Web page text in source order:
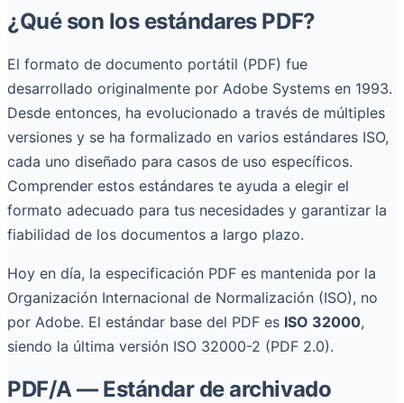
¿Qué son los estándares PDF?
El formato de documento portátil (PDF) fue
desarrollado originalmente por Adobe Systems en 1993.
Desde entonces, ha evolucionado a través de múltiples
versiones y se ha formalizado en varios estándares ISO,
cada uno diseñado para casos de uso específicos.
Comprender estos estándares te ayuda a elegir el
formato adecuado para tus necesidades y garantizar la
fiabilidad de los documentos a largo plazo.
Hoy en día, la especificación PDF es mantenida por la
Organización Internacional de Normalización (ISO), no
por Adobe. El estándar base del PDF es ISO 32000,
siendo la última versión ISO 32000-2 (PDF 2.0).
PDF/A — Estándar de archivado